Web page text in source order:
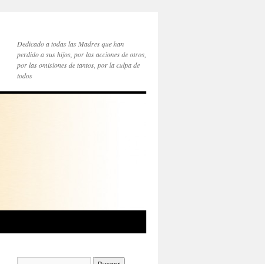
Dedicado a todas las Madres que han
perdido a sus hijos, por las acciones de otros,
por las omisiones de tantos, por la culpa de
todos